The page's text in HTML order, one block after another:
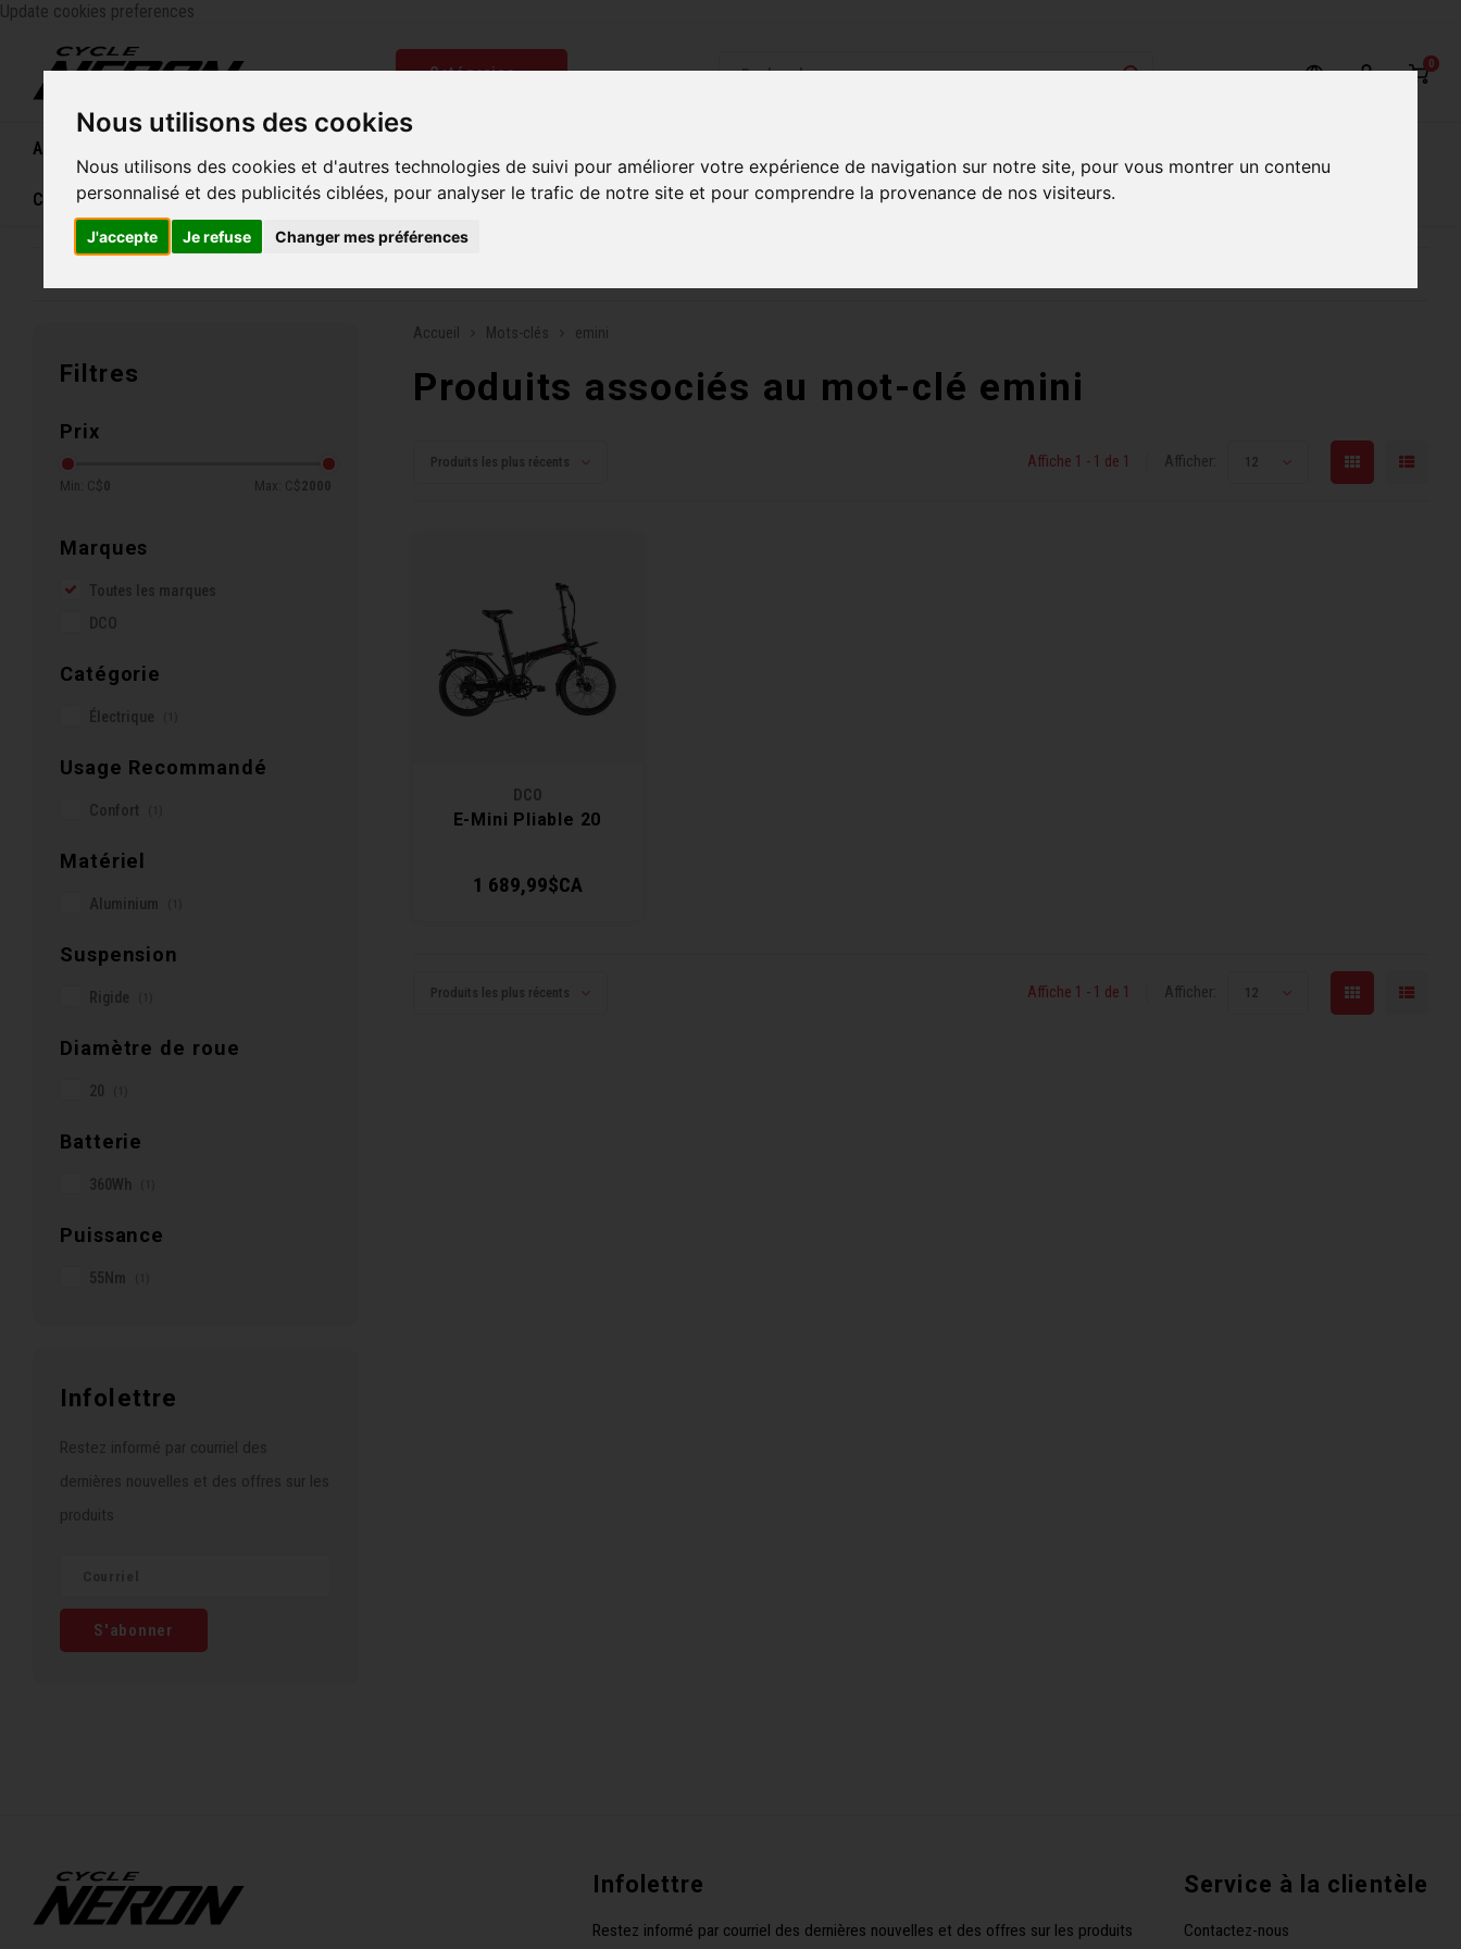
Nous utilisons des cookies
Nous utilisons des cookies et d'autres technologies de suivi pour améliorer votre expérience de navigation sur notre site, pour vous montrer un contenu
personnalisé et des publicités ciblées, pour analyser le trafic de notre site et pour comprendre la provenance de nos visiteurs.
J'accepte Je refuse Changer mes préférences
Update cookies preferences
Catégories 0
Accueil
Carte cadeau
Filtres
Prix
Min: C$ 0 Max: C$ 2000
Marques
Toutes les marques
DCO
Catégorie
Électrique
Usage Recommandé
Confort
Matériel
Aluminium
Suspension
Rigide
Diamètre de roue
20
Batterie
360Wh
Puissance
55Nm
Infolettre
Restez informé par courriel des
dernières nouvelles et des offres sur les
produits
S'abonner
Accueil Mots-clés emini
Produits associés au mot-clé emini
Produits les plus récents Affiche 1 - 1 de 1 Afficher: 12
DCO
E-Mini Pliable 20
1 689,99$CA
Produits les plus récents Affiche 1 - 1 de 1 Afficher: 12
Infolettre
Restez informé par courriel des dernières nouvelles et des offres sur les produits
Service à la clientèle
Contactez-nous